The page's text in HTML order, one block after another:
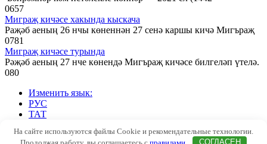
0657
Миграҗ кичәсе хакында кыскача
Раҗәб аеның 26 нчы көненнән 27 сенә каршы кичә Мигъраҗ
0781
Миграҗ кичәсе турында
Рәҗәб аеның 27 нче көнендә Мигъраҗ кичәсе билгеләп үтелә.
080
Изменить язык:
РУС
ТАТ
© 2026 НУР. ТАТАР
На сайте используются файлы Cookie и рекомендательные технологии.
Продолжая работу, вы соглашаетесь с правилами. СОГЛАСЕН